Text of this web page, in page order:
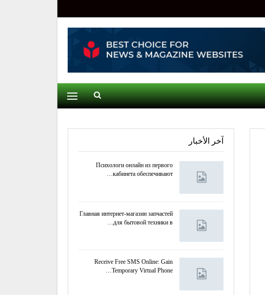
آخر الأخبار
Психологи онлайн из первого
кабинета обеспечивают…
Главная интернет-магазин запчастей
для бытовой техники в…
Receive Free SMS Online: Gain
Temporary Virtual Phone…